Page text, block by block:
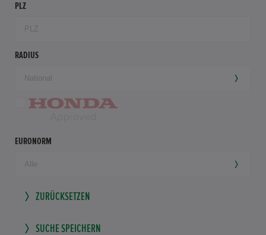
PLZ
RADIUS
EURONORM
ZURÜCKSETZEN
SUCHE SPEICHERN